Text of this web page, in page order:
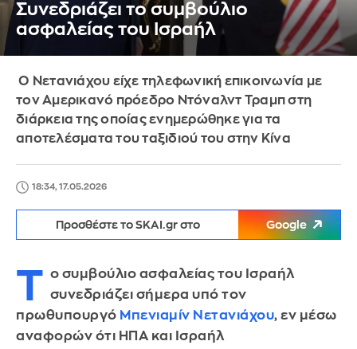
Συνεδριάζει το συμβούλιο
ασφαλείας του Ισραήλ
Ο Νετανιάχου είχε τηλεφωνική επικοινωνία με
τον Αμερικανό πρόεδρο Ντόναλντ Τραμπ στη
διάρκεια της οποίας ενημερώθηκε για τα
αποτελέσματα του ταξιδιού του στην Κίνα
18:34, 17.05.2026
Προσθέστε το SKAI.gr στο Google
Τ ο συμβούλιο ασφαλείας του Ισραήλ
συνεδριάζει σήμερα υπό τον
πρωθυπουργό Μπενιαμίν Νετανιάχου, εν μέσω
αναφορών ότι ΗΠΑ και Ισραήλ